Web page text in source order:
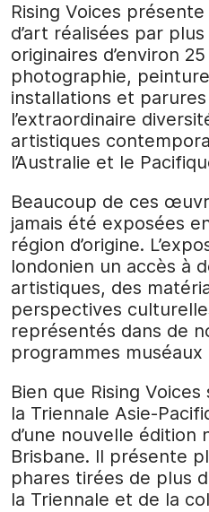
Rising Voices
d’art réalisées par
originaires d’environ
photographie,
installations et
l’extraordinaire
artistiques
l’Australie et le
Beaucoup de ces
jamais été exposées
région d’origine.
londonien un accès à
artistiques, des
perspectives
représentés dans de
programmes muséaux
Bien que Rising
la Triennale Asie-
d’une nouvelle édition
Brisbane. Il présente
phares tirées de plus
la Triennale et de la